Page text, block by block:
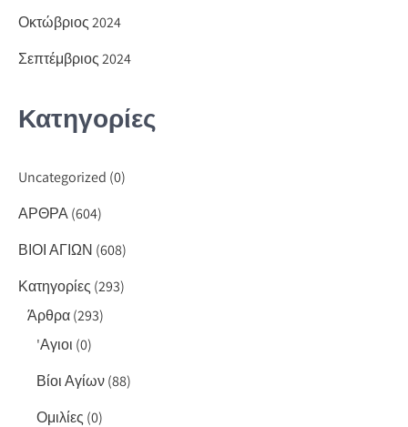
Οκτώβριος 2024
Σεπτέμβριος 2024
Κατηγορίες
Uncategorized (0)
ΑΡΘΡΑ(604)
ΒΙΟΙ ΑΓΙΩΝ (608)
Κατηγορίες (293)
Άρθρα(293)
'Αγιοι (0)
Βίοι Αγίων(88)
Ομιλίες (0)